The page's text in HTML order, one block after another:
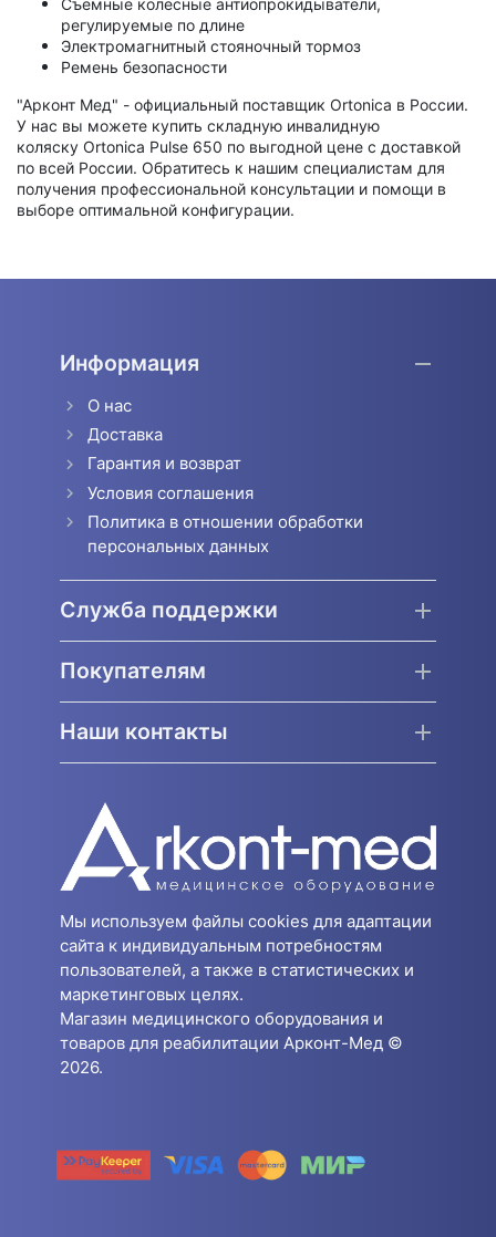
Съемные колесные антиопрокидыватели,
регулируемые по длине
Электромагнитный стояночный тормоз
Ремень безопасности
"Арконт Мед" - официальный поставщик Ortonica в России.
У нас вы можете купить складную инвалидную
коляску Ortonica Pulse 650 по выгодной цене с доставкой
по всей России. Обратитесь к нашим специалистам для
получения профессиональной консультации и помощи в
выборе оптимальной конфигурации.
Информация
О нас
Доставка
Гарантия и возврат
Условия соглашения
Политика в отношении обработки
персональных данных
Служба поддержки
Покупателям
Наши контакты
Мы используем файлы cookies для адаптации
сайта к индивидуальным потребностям
пользователей, а также в статистических и
маркетинговых целях.
Магазин медицинского оборудования и
товаров для реабилитации Арконт-Мед ©
2026.